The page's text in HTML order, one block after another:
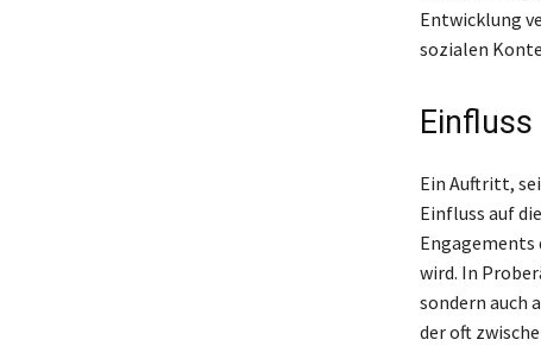
Entwicklung
sozialen
Ein Auftritt,
Einfluss auf
Engagements
wird. In
sondern auch
der oft